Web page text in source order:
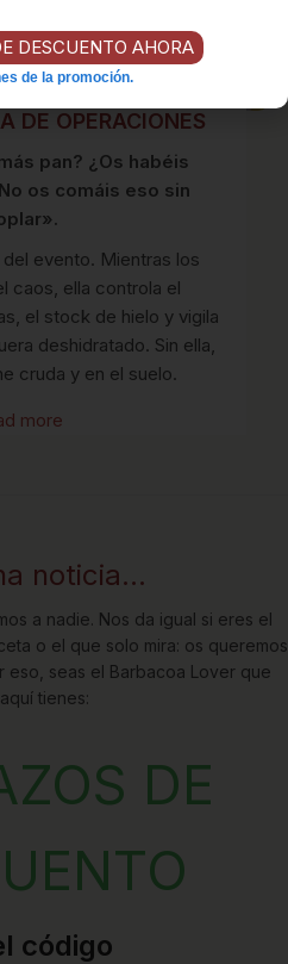
DE OPERACIONES
pan? ¿Os habéis
os comáis eso sin
evento. Mientras los
caos, ella controla el
el stock de hielo y vigila
deshidratado. Sin ella,
cruda y en el suelo.
more
noticia...
a nadie. Nos da igual si eres el
o el que solo mira: os queremos
eso, seas el Barbacoa Lover que
tienes:
DE
código
DESCUENTO AHORA
de la promoción.